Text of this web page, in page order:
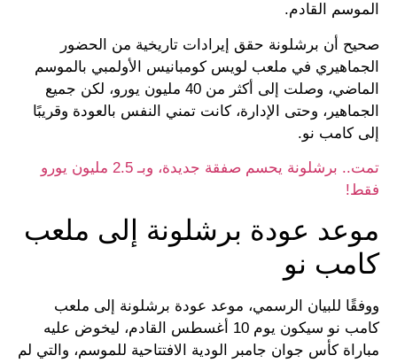
الموسم القادم.
صحيح أن برشلونة حقق إيرادات تاريخية من الحضور
الجماهيري في ملعب لويس كومبانيس الأولمبي بالموسم
الماضي، وصلت إلى أكثر من 40 مليون يورو، لكن جميع
الجماهير، وحتى الإدارة، كانت تمني النفس بالعودة وقريبًا
إلى كامب نو.
تمت.. برشلونة يحسم صفقة جديدة، وبـ 2.5 مليون يورو
فقط!
موعد عودة برشلونة إلى ملعب
كامب نو
ووفقًا للبيان الرسمي، موعد عودة برشلونة إلى ملعب
كامب نو سيكون يوم 10 أغسطس القادم، ليخوض عليه
مباراة كأس جوان جامبر الودية الافتتاحية للموسم، والتي لم